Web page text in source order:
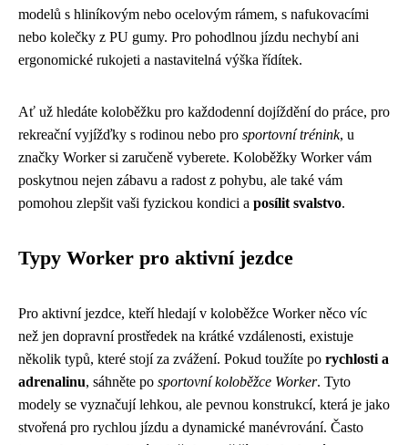
modelů s hliníkovým nebo ocelovým rámem, s nafukovacími
nebo kolečky z PU gumy. Pro pohodlnou jízdu nechybí ani
ergonomické rukojeti a nastavitelná výška řídítek.
Ať už hledáte koloběžku pro každodenní dojíždění do práce, pro
rekreační vyjížďky s rodinou nebo pro sportovní trénink, u
značky Worker si zaručeně vyberete. Koloběžky Worker vám
poskytnou nejen zábavu a radost z pohybu, ale také vám
pomohou zlepšit vaši fyzickou kondici a posílit svalstvo.
Typy Worker pro aktivní jezdce
Pro aktivní jezdce, kteří hledají v koloběžce Worker něco víc
než jen dopravní prostředek na krátké vzdálenosti, existuje
několik typů, které stojí za zvážení. Pokud toužíte po rychlosti a
adrenalinu, sáhněte po sportovní koloběžce Worker. Tyto
modely se vyznačují lehkou, ale pevnou konstrukcí, která je jako
stvořená pro rychlou jízdu a dynamické manévrování. Často